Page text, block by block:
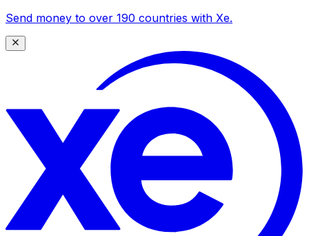
Send money to over 190 countries with Xe.